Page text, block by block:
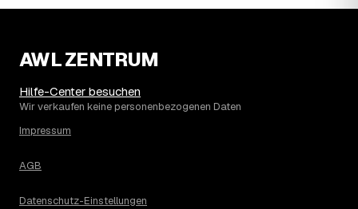
AWL ZENTRUM
Hilfe-Center besuchen
Wir verkaufen keine personenbezogenen Daten
Impressum
AGB
Datenschutz-Einstellungen